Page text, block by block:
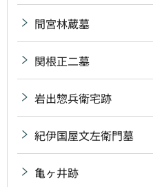
間宮林蔵墓
関根正二墓
岩出惣兵衛宅跡
紀伊国屋文左衛門墓
亀ヶ井跡